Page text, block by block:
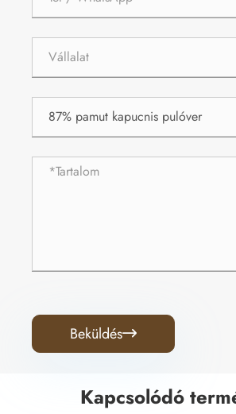
Beküldés
Kapcsolódó